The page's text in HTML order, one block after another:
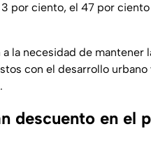
por ciento, el 47 por ciento
la necesidad de
con el desarrollo
descuento en el